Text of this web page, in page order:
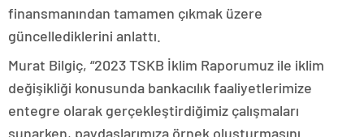
finansmanından tamamen çıkmak üzere
güncellediklerini anlattı.
Murat Bilgiç, “2023 TSKB İklim Raporumuz ile iklim
değişikliği konusunda bankacılık faaliyetlerimize
entegre olarak gerçekleştirdiğimiz çalışmaları
sunarken, paydaşlarımıza örnek oluşturmasını